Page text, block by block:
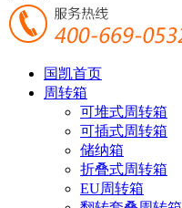
国凯首页
周转箱
可堆式周转箱
可插式周转箱
储纳箱
折叠式周转箱
EU周转箱